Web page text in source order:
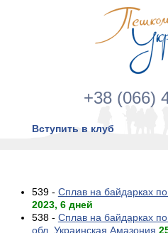
+38 (066)
Вступить в клуб
539 - Сплав на байдарках
2023, 6 дней
538 - Сплав на байдарках
обл. Украинская Амазония